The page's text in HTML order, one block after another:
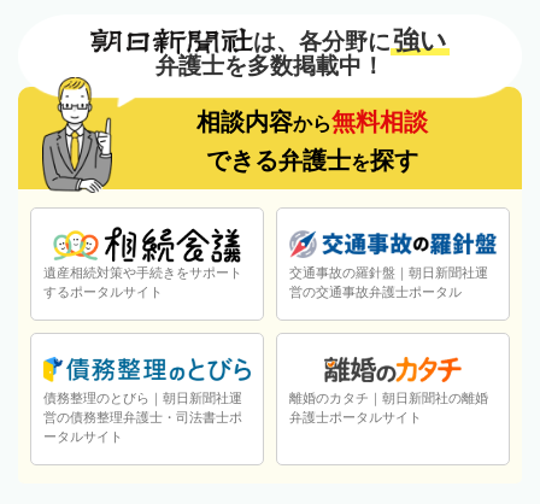
は、各分野に強い
弁護士を多数掲載中！
相談内容から無料相談
できる弁護士を探す
遺産相続対策や手続きをサポート
するポータルサイト
交通事故の羅針盤｜朝日新聞社運
営の交通事故弁護士ポータル
債務整理のとびら｜朝日新聞社運
営の債務整理弁護士・司法書士ポ
ータルサイト
離婚のカタチ｜朝日新聞社の離婚
弁護士ポータルサイト